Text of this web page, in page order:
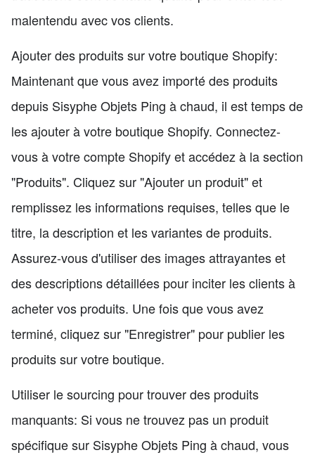
malentendu avec vos clients.
Ajouter des produits sur votre boutique Shopify:
Maintenant que vous avez importé des produits
depuis Sisyphe Objets Ping à chaud, il est temps de
les ajouter à votre boutique Shopify. Connectez-
vous à votre compte Shopify et accédez à la section
"Produits". Cliquez sur "Ajouter un produit" et
remplissez les informations requises, telles que le
titre, la description et les variantes de produits.
Assurez-vous d'utiliser des images attrayantes et
des descriptions détaillées pour inciter les clients à
acheter vos produits. Une fois que vous avez
terminé, cliquez sur "Enregistrer" pour publier les
produits sur votre boutique.
Utiliser le sourcing pour trouver des produits
manquants: Si vous ne trouvez pas un produit
spécifique sur Sisyphe Objets Ping à chaud, vous